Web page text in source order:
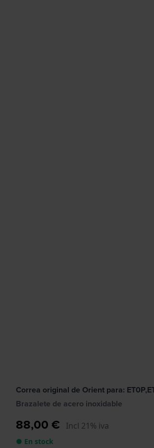
Correa original de Orient para:
Brazalete de acero inoxidable
88,00 € Incl 21% iva
● En stock